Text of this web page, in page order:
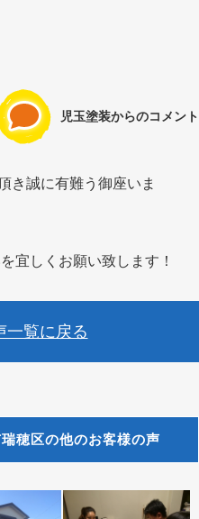
児玉塗装からのコメント
き誠に有難う御座いま
宜しくお願い致します！
一覧に戻る
穂区の他のお客様の声